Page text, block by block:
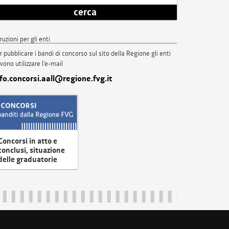
cerca
per gli enti
pubblicare i bandi di concorso sul sito della Regione gli enti
utilizzare l'e-mail
in atto e
situazione
graduatorie